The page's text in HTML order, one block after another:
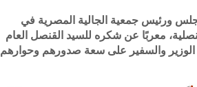
ورئيس جمعية الجالية المصرية في
معربًا عن شكره للسيد القنصل العام
الوزير والسفير على سعة صدورهم وحوارهم